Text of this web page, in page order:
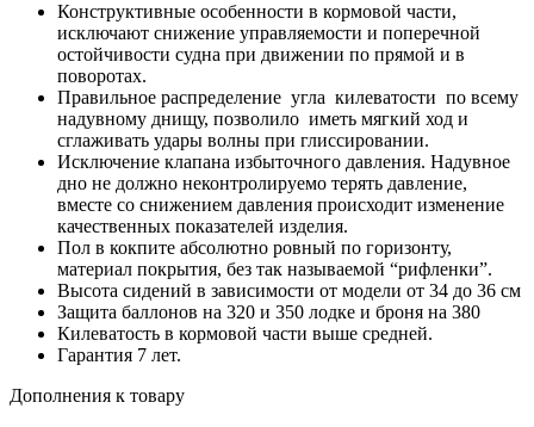
Конструктивные особенности в кормовой части,
исключают снижение управляемости и поперечной
остойчивости судна при движении по прямой и в
поворотах.
Правильное распределение угла килеватости по всему
надувному днищу, позволило иметь мягкий ход и
сглаживать удары волны при глиссировании.
Исключение клапана избыточного давления. Надувное
дно не должно неконтролируемо терять давление,
вместе со снижением давления происходит изменение
качественных показателей изделия.
Пол в кокпите абсолютно ровный по горизонту,
материал покрытия, без так называемой “рифленки”.
Высота сидений в зависимости от модели от 34 до 36 см
Защита баллонов на 320 и 350 лодке и броня на 380
Килеватость в кормовой части выше средней.
Гарантия 7 лет.
Дополнения к товару